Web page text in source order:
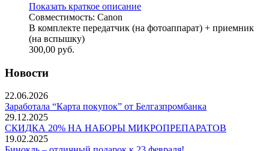
Показать краткое описание
Совместимость: Canon
В комплекте передатчик (на фотоаппарат) + приемник
(на вспышку)
300,00 руб.
Новости
22.06.2026
Заработала “Карта покупок” от Белгазпромбанка
29.12.2025
СКИДКА 20% НА НАБОРЫ МИКРОПРЕПАРАТОВ
19.02.2025